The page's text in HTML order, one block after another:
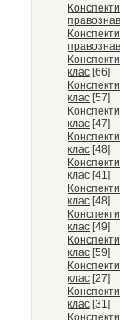
Конспекти
клас [66]
Конспекти
клас [57]
Конспекти
клас [47]
Конспекти
клас [48]
клас [41]
Конспекти
клас [48]
Конспекти
клас [49]
Конспекти
клас [59]
Конспекти
клас [27]
Конспекти
клас [31]